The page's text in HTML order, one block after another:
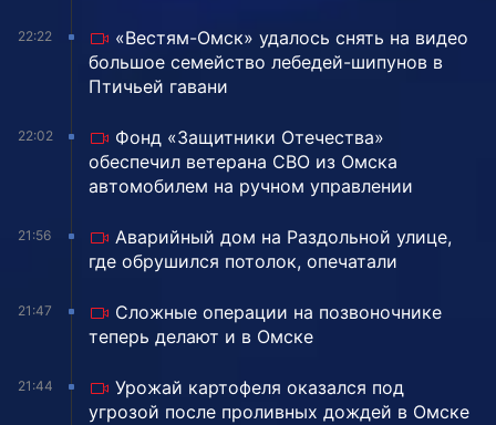
22:22
«Вестям-Омск» удалось снять на видео
большое семейство лебедей-шипунов в
Птичьей гавани
22:02
Фонд «Защитники Отечества»
обеспечил ветерана СВО из Омска
автомобилем на ручном управлении
21:56
Аварийный дом на Раздольной улице,
где обрушился потолок, опечатали
21:47
Сложные операции на позвоночнике
теперь делают и в Омске
21:44
Урожай картофеля оказался под
угрозой после проливных дождей в Омске